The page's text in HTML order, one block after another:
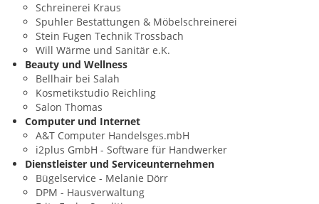
Schreinerei Kraus
Spuhler Bestattungen & Möbelschreinerei
Stein Fugen Technik Trossbach
Will Wärme und Sanitär e.K.
Beauty und Wellness
Bellhair bei Salah
Kosmetikstudio Reichling
Salon Thomas
Computer und Internet
A&T Computer Handelsges.mbH
i2plus GmbH - Software für Handwerker
Dienstleister und Serviceunternehmen
Bügelservice - Melanie Dörr
DPM - Hausverwaltung